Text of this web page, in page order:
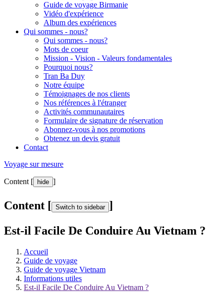
Guide de voyage Birmanie
Vidéo d'expérience
Album des expériences
Qui sommes - nous?
Qui sommes - nous?
Mots de coeur
Mission - Vision - Valeurs fondamentales
Pourquoi nous?
Tran Ba Duy
Notre équipe
Témoignages de nos clients
Nos références à l'étranger
Activités communautaires
Formulaire de signature de réservation
Abonnez-vous à nos promotions
Obtenez un devis gratuit
Contact
Voyage sur mesure
Content [ hide ]
Content [ Switch to sidebar ]
Est-il Facile De Conduire Au Vietnam ?
Accueil
Guide de voyage
Guide de voyage Vietnam
Informations utiles
Est-il Facile De Conduire Au Vietnam ?